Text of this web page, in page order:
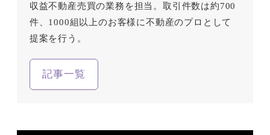
収益不動産売買の業務を担当。取引件数は約700
件、1000組以上のお客様に不動産のプロとして
提案を行う。
記事一覧